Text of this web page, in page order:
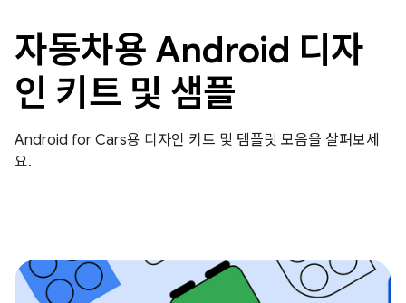
자동차용 Android 디자
인 키트 및 샘플
Android for Cars용 디자인 키트 및 템플릿 모음을 살펴보세
요.